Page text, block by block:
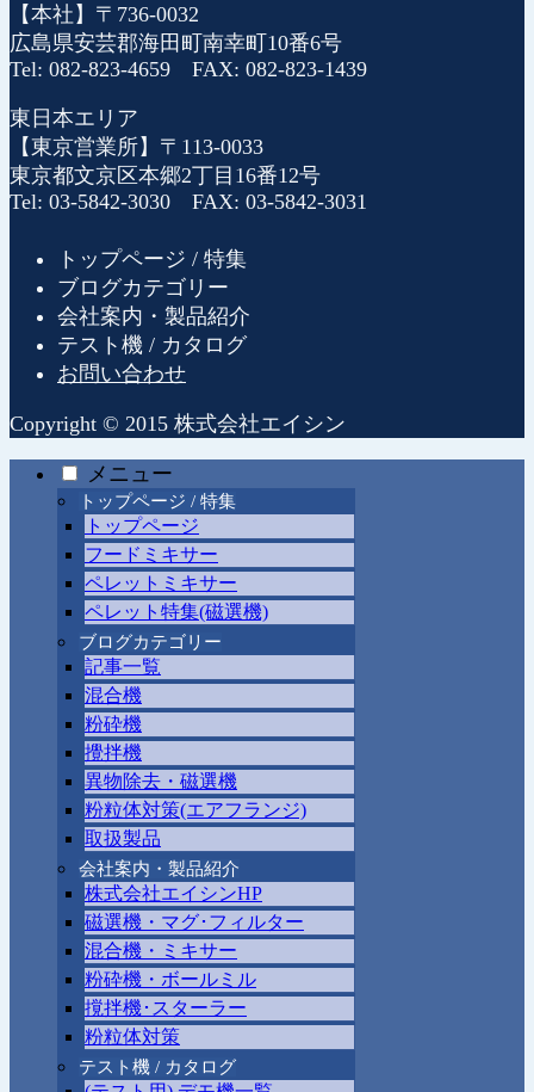
【本社】〒736-0032
広島県安芸郡海田町南幸町10番6号
Tel: 082-823-4659 FAX: 082-823-1439
東日本エリア
【東京営業所】〒113-0033
東京都文京区本郷2丁目16番12号
Tel: 03-5842-3030 FAX: 03-5842-3031
トップページ / 特集
ブログカテゴリー
会社案内・製品紹介
テスト機 / カタログ
お問い合わせ
Copyright © 2015 株式会社エイシン
メニュー
トップページ / 特集
トップページ
フードミキサー
ペレットミキサー
ペレット特集(磁選機)
ブログカテゴリー
記事一覧
混合機
粉砕機
攪拌機
異物除去・磁選機
粉粒体対策(エアフランジ)
取扱製品
会社案内・製品紹介
株式会社エイシンHP
磁選機・マグ･フィルター
混合機・ミキサー
粉砕機・ボールミル
撹拌機･スターラー
粉粒体対策
テスト機 / カタログ